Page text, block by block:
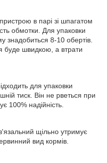
в парі зі шпагатом
обмотки. Для упаковки
знадобиться 8-10 обертів.
буде швидкою, а втрати
для упаковки
тиск. Він не рветься при
100% надійність.
щільно утримує
вид кормів.